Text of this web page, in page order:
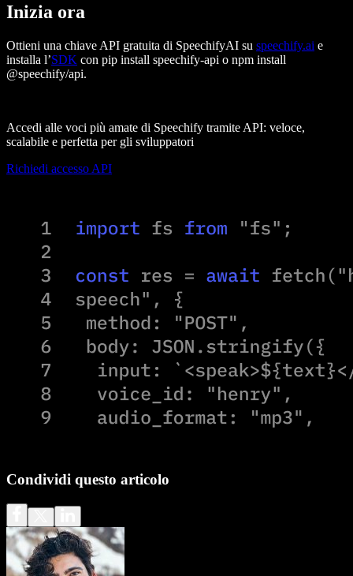
Inizia ora
Ottieni una chiave API gratuita di SpeechifyAI su speechify.ai e
installa l’SDK con pip install speechify-api o npm install
@speechify/api.
Accedi alle voci più amate di Speechify tramite API: veloce,
scalabile e perfetta per gli sviluppatori
Richiedi accesso API
Condividi questo articolo